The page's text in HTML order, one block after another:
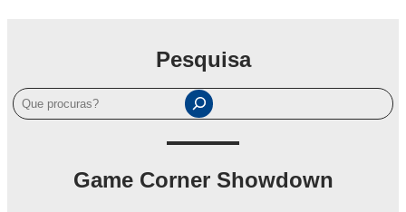
Pesquisa
P
e
Game Corner Showdown